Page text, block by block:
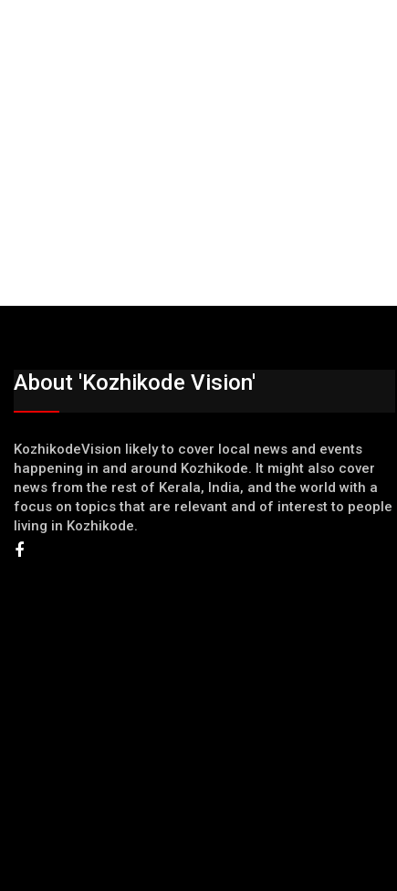
About 'Kozhikode Vision'
KozhikodeVision likely to cover local news and events
happening in and around Kozhikode. It might also cover
news from the rest of Kerala, India, and the world with a
focus on topics that are relevant and of interest to people
living in Kozhikode.